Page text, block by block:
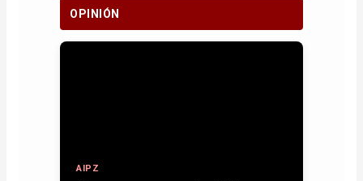
OPINIÓN
AIPZ